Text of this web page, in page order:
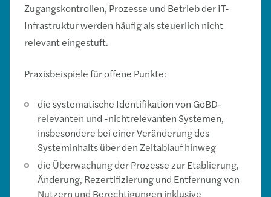
Zugangskontrollen, Prozesse und Betrieb der IT-
Infrastruktur werden häufig als steuerlich nicht
relevant eingestuft.
Praxisbeispiele für offene Punkte:
die systematische Identifikation von GoBD-
relevanten und -nichtrelevanten Systemen,
insbesondere bei einer Veränderung des
Systeminhalts über den Zeitablauf hinweg
die Überwachung der Prozesse zur Etablierung,
Änderung, Rezertifizierung und Entfernung von
Nutzern und Berechtigungen inklusive